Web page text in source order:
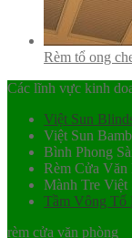
Rèm tổ ong
Các lĩnh vực kinh
Việt Sun
Việt Sun
Bình Phong
Rèm Cửa Văn
Mành Tre Việt
Tầm Vông Tố
rèm cửa văn phòng